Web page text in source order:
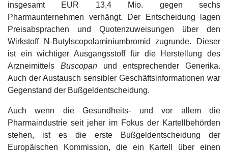
insgesamt EUR 13,4 Mio. gegen sechs
Pharmaunternehmen verhängt. Der Entscheidung lagen
Preisabsprachen und Quotenzuweisungen über den
Wirkstoff N-Butylscopolaminiumbromid zugrunde. Dieser
ist ein wichtiger Ausgangsstoff für die Herstellung des
Arzneimittels Buscopan und entsprechender Generika.
Auch der Austausch sensibler Geschäftsinformationen war
Gegenstand der Bußgeldentscheidung.
Auch wenn die Gesundheits- und vor allem die
Pharmaindustrie seit jeher im Fokus der Kartellbehörden
stehen, ist es die erste Bußgeldentscheidung der
Europäischen Kommission, die ein Kartell über einen